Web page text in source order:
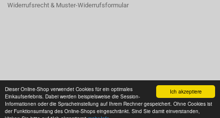
Ich akzeptiere
Dieser Online-Shop verwendet Cookies für ein optimales
Einkaufserlebnis. Dabei werden beispielsweise die Session-
Informationen oder die Spracheinstellung auf Ihrem Rechner gespeichert. Ohne Cookies ist
der Funktionsumfang des Online-Shops eingeschränkt. Sind Sie damit einverstanden,
Widerrufsrecht & Muster-Widerrufsformular
Vertrag widerrufen
Onlineshop eröffnenmit Gambio.de © 2026